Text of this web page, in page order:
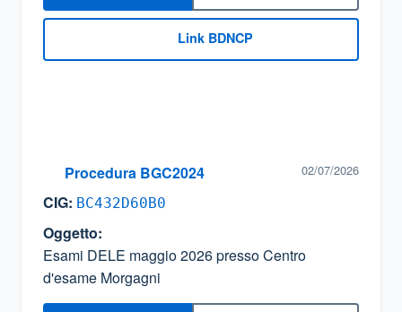
Link BDNCP
Procedura BGC2024 02/07/2026
CIG: BC432D60B0
Oggetto:
Esami DELE maggio 2026 presso Centro
d'esame Morgagni